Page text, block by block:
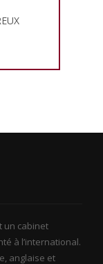
un cabinet
à l’international.
anglaise et